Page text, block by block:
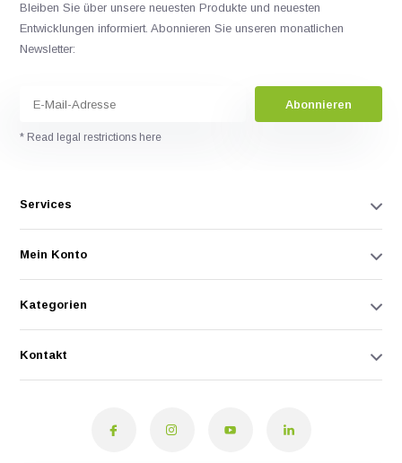
Bleiben Sie über unsere neuesten Produkte und neuesten
Entwicklungen informiert. Abonnieren Sie unseren monatlichen
Newsletter:
Abonnieren
* Read legal restrictions here
Services
Mein Konto
Kategorien
Kontakt